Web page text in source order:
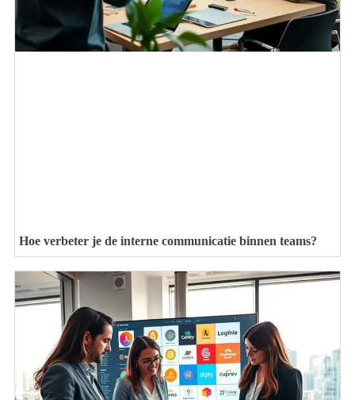
Hoe verbeter je de interne communicatie binnen teams?